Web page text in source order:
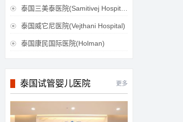
 泰国三美泰医院(Samitivej Hospital)
 泰国威它尼医院(Vejthani Hospital)
 泰国康民国际医院(Holman)
泰国试管婴儿医院 更多